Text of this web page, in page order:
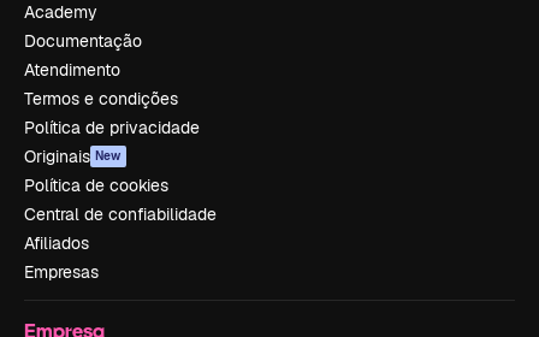
Academy
Documentação
Atendimento
Termos e condições
Política de privacidade
Originais New
Política de cookies
Central de confiabilidade
Afiliados
Empresas
Empresa